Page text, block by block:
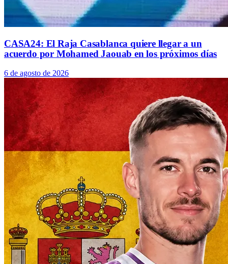
CASA24: El Raja Casablanca quiere llegar a un
acuerdo por Mohamed Jaouab en los próximos días
6 de agosto de 2026